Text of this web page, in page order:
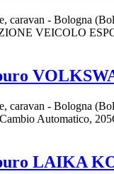
caravan - Bologna
VEICOLO
caravan - Bologna
Automatico,
LAIKA